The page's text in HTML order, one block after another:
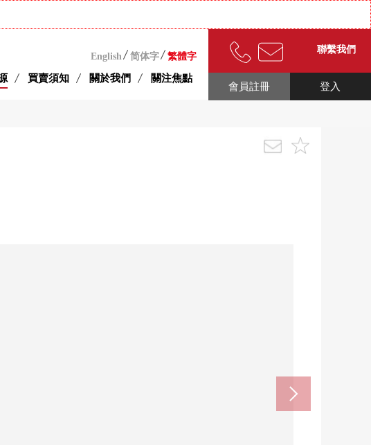
English 简体字 繁體字
買賣須知 關於我們 關注焦點
聯繫我們
登入
會員註冊